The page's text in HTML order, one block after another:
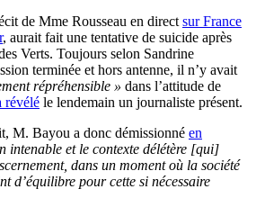
de Mme Rousseau en direct sur France
, aurait fait une tentative de suicide après
Verts. Toujours selon Sandrine
terminée et hors antenne, il n’y avait
répréhensible » dans l’attitude de
révélé le lendemain un journaliste présent.
M. Bayou a donc démissionné en
intenable et le contexte délétère [qui]
dans un moment où la société
d’équilibre pour cette si nécessaire